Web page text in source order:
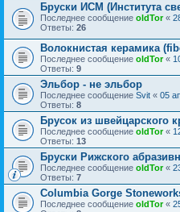
Бруски ИСМ (Института
Последнее сообщение oldTor«
Ответы: 26
Волокнистая керамика
Последнее сообщение oldTor«
Ответы: 9
Эльбор - не эльбор
Последнее сообщение Svit « 05
Ответы: 8
Брусок из швейцарского
Последнее сообщение oldTor«
Ответы: 13
Бруски Рижского
Последнее сообщение oldTor«
Ответы: 7
Columbia Gorge
Последнее сообщение oldTor«